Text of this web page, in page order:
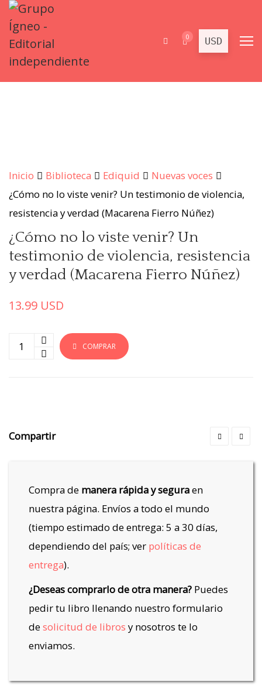
0
Inicio Biblioteca Ediquid
Nuevas voces
¿Cómo no lo viste venir? Un testimonio de violencia,
resistencia y verdad (Macarena Fierro Núñez)
¿Cómo no lo viste venir? Un
testimonio de violencia, resistencia
y verdad (Macarena Fierro Núñez)
13.99 USD
COMPRAR
Compartir
Compra de manera rápida y seguraen
nuestra página. Envíos a todo el mundo
(tiempo estimado de entrega: 5 a 30 días,
dependiendo del país; ver políticas de
entrega).
¿Deseas comprarlo de otra manera?Puedes
pedir tu libro llenando nuestro formulario
desolicitud de libros y nosotros te lo
enviamos.